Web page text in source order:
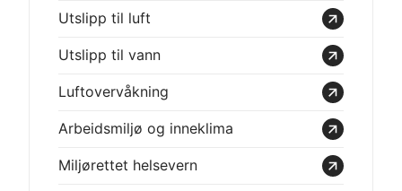
Utslipp til luft
Utslipp til vann
Luft­overvåkning
Arbeidsmiljø og inneklima
Miljørettet helsevern